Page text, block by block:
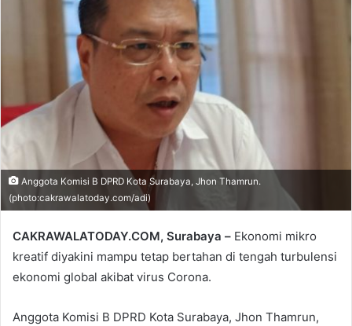
Anggota Komisi B DPRD Kota Surabaya, Jhon Thamrun.
(photo:cakrawalatoday.com/adi)
CAKRAWALATODAY.COM, Surabaya – Ekonomi mikro
kreatif diyakini mampu tetap bertahan di tengah turbulensi
ekonomi global akibat virus Corona.
Anggota Komisi B DPRD Kota Surabaya, Jhon Thamrun,